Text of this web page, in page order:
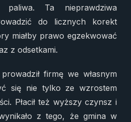
Ta nieprawdziwa
do licznych korekt
miałby prawo egzekwować
z odsetkami.
firmę we własnym
się nie tylko ze wzrostem
Płacił też wyższy czynsz i
z tego, że gmina w